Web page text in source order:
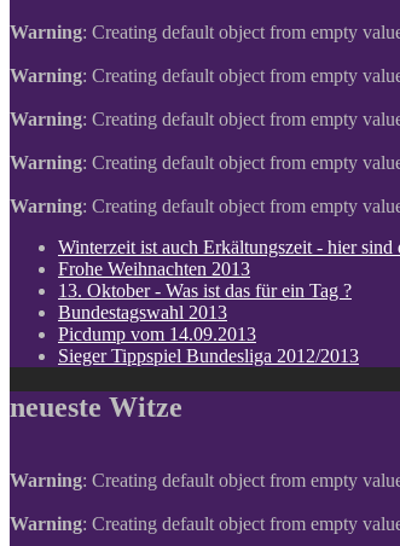
Warning: Creating default object from empty
Warning: Creating default object from empty
Warning: Creating default object from empty
Warning: Creating default object from empty
Warning: Creating default object from empty
Winterzeit ist auch Erkältungszeit - hier
Frohe Weihnachten 2013
13. Oktober - Was ist das für ein Tag ?
Bundestagswahl 2013
Picdump vom 14.09.2013
Sieger Tippspiel Bundesliga 2012/2013
neueste Witze
Warning: Creating default object from empty
Warning: Creating default object from empty